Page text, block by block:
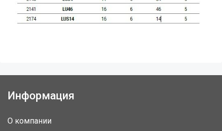
Информация
О компании